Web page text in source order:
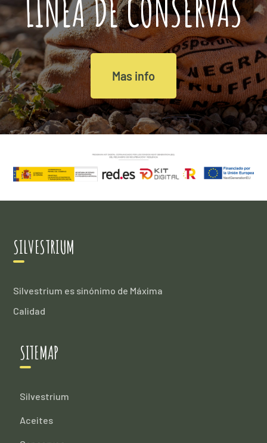
LINEA DE CONSERVAS
Mas info
SILVESTRIUM
Silvestrium es sinónimo de Máxima
Calidad
SITEMAP
Silvestrium
Aceites